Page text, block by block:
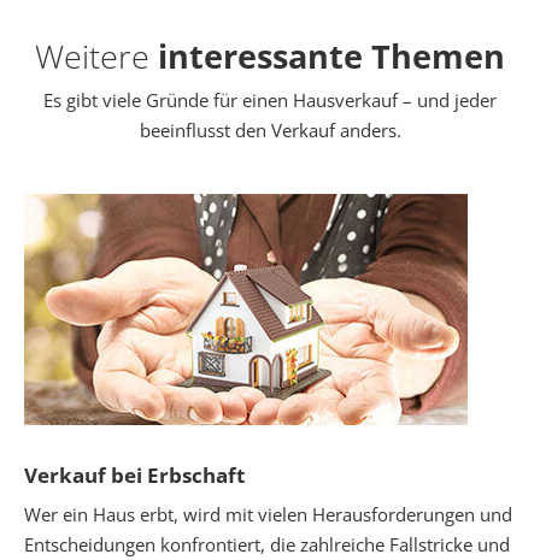
Weitere interessante Themen
Es gibt viele Gründe für einen Hausverkauf – und jeder
beeinflusst den Verkauf anders.
Verkauf bei Erbschaft
Wer ein Haus erbt, wird mit vielen Herausforderungen und
Entscheidungen konfrontiert, die zahlreiche Fallstricke und